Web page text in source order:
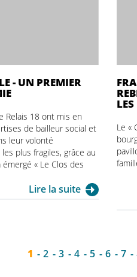
- UN PREMIER
Relais 18 ont mis en
de bailleur social et
leur volonté
plus fragiles, grâce au
« Le Clos des
de nouvelles
Lire la suite
Le «
1 2 3 4 5 6 7